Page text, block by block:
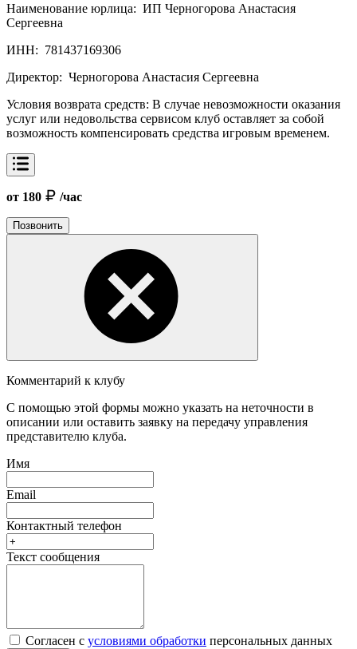
Наименование юрлица: ИП Черногорова Анастасия
Сергеевна
ИНН: 781437169306
Директор: Черногорова Анастасия Сергеевна
Условия возврата средств: В случае невозможности оказания
услуг или недовольства сервисом клуб оставляет за собой
возможность компенсировать средства игровым временем.
от 180 /час
Позвонить
Комментарий к клубу
С помощью этой формы можно указать на неточности в
описании или оставить заявку на передачу управления
представителю клуба.
Имя
Email
Контактный телефон
Текст сообщения
Согласен с условиями обработки персональных данных